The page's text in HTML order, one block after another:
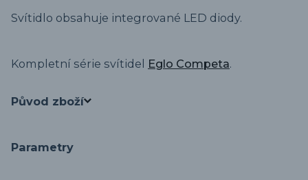
Svítidlo obsahuje integrované LED diody.
Kompletní série svítidel Eglo Competa.
Původ zboží
Parametry